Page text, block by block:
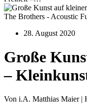
The Brothers - Acoustic
28. August 2020
Große
–
Von i.A. Matthias Maier |